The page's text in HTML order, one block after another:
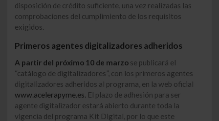
disposición de crédito suficiente, una vez realizadas las
comprobaciones del cumplimiento de los requisitos
exigidos.
Primeros agentes digitalizadores adheridos
A partir del próximo 10 de marzo se publicará el
“catálogo de digitalizadores”, con los primeros agentes
digitalizadores adheridos al programa, en la web oficial
www.acelerapyme.es. El plazo de adhesión para ser
agente digitalizador estará abierto durante toda la
vigencia del programa Kit Digital, por lo que este